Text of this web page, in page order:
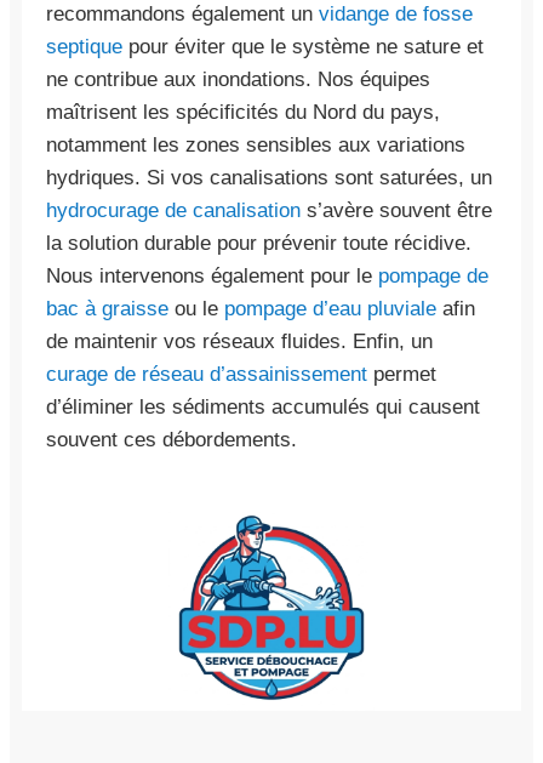
recommandons également un vidange de fosse
septique pour éviter que le système ne sature et
ne contribue aux inondations. Nos équipes
maîtrisent les spécificités du Nord du pays,
notamment les zones sensibles aux variations
hydriques. Si vos canalisations sont saturées, un
hydrocurage de canalisation s’avère souvent être
la solution durable pour prévenir toute récidive.
Nous intervenons également pour le pompage de
bac à graisse ou le pompage d’eau pluviale afin
de maintenir vos réseaux fluides. Enfin, un
curage de réseau d’assainissement permet
d’éliminer les sédiments accumulés qui causent
souvent ces débordements.